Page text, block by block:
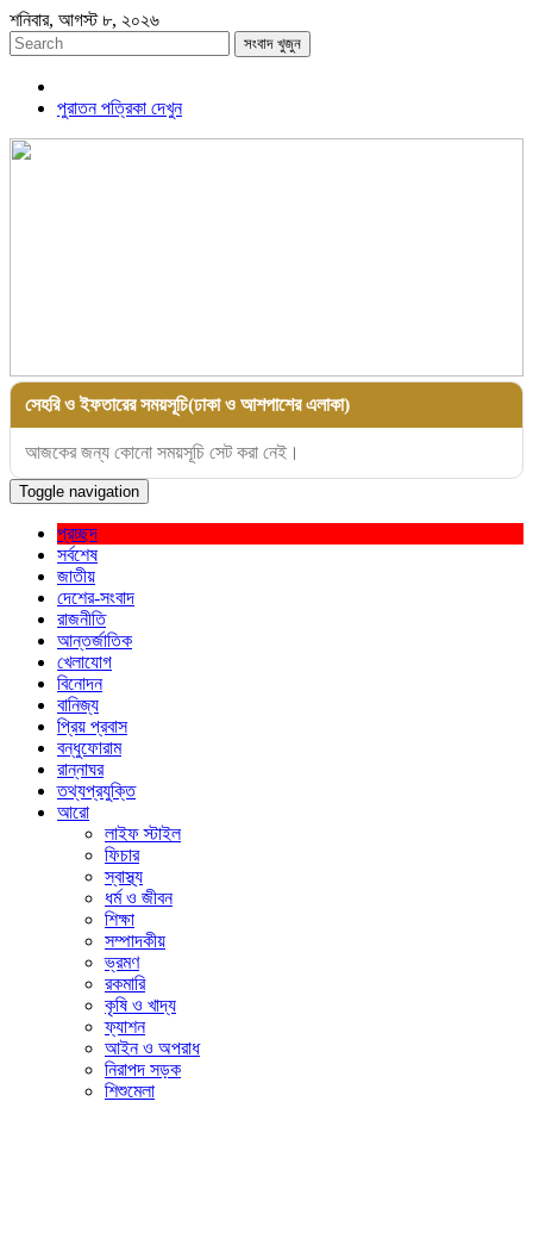
শনিবার, আগস্ট ৮, ২০২৬
সংবাদ খুজুন
পুরাতন পত্রিকা দেখুন
সেহরি ও ইফতারের সময়সূচি(ঢাকা ও আশপাশের এলাকা)
আজকের জন্য কোনো সময়সূচি সেট করা নেই।
Toggle navigation
প্রচ্ছদ
সর্বশেষ
জাতীয়
দেশের-সংবাদ
রাজনীতি
আন্তর্জাতিক
খেলাযোগ
বিনোদন
বানিজ্য
প্রিয় প্রবাস
বন্ধুফোরাম
রান্নাঘর
তথ্যপ্রযুক্তি
আরো
লাইফ স্টাইল
ফিচার
স্বাস্থ্য
ধর্ম ও জীবন
শিক্ষা
সম্পাদকীয়
ভ্রমণ
রকমারি
কৃষি ও খাদ্য
ফ্যাশন
আইন ও অপরাধ
নিরাপদ সড়ক
শিশুমেলা